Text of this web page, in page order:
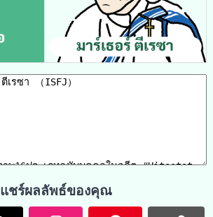
แชร์ผลลัพธ์ของคุณ